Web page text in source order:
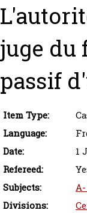
juge du
passif
Item Type:
Language:
Date:
1
Refereed:
Subjects:
Divisions: